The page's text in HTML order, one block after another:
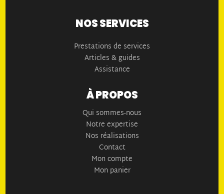
NOS SERVICES
Prestations de services
Articles & guides
Assistance
À PROPOS
Qui sommes-nous
Notre expertise
Nos réalisations
Contact
Mon compte
Mon panier